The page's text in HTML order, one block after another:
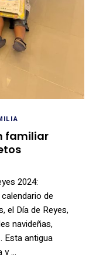
familiar
2024:
de
el Día de Reyes,
navideñas,
Esta antigua
y …